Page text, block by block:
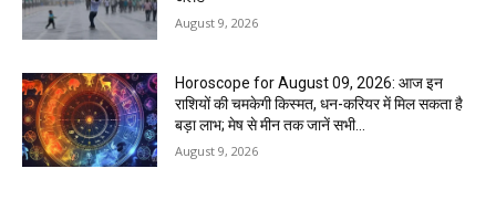
August 9, 2026
Horoscope for August 09, 2026: आज इन
राशियों की चमकेगी किस्मत, धन-करियर में मिल सकता है
बड़ा लाभ; मेष से मीन तक जानें सभी...
August 9, 2026